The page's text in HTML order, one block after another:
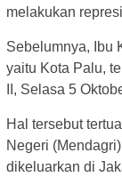
melakukan
Sebelumnya, Ibu
yaitu Kota Palu,
II, Selasa 5
Hal tersebut
Negeri
dikeluarkan di